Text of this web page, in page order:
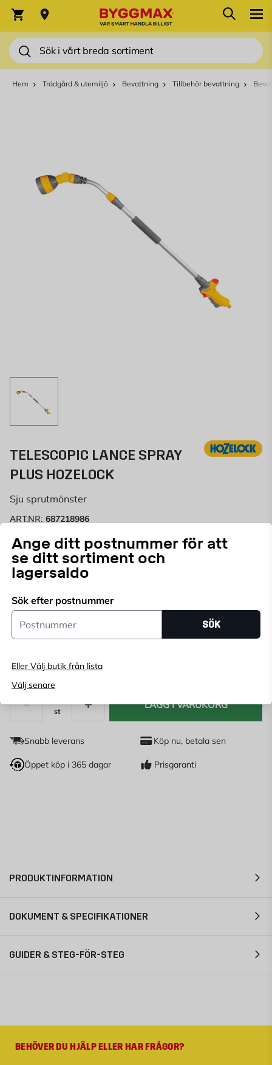
Sök
Ange ditt postnummer för att
se ditt sortiment och
lagersaldo
Sök efter postnummer
Postnummer
SÖK
Eller Välj butik från lista
Välj senare
Varukorg Sök
Hem Trädgård & utemiljö Bevattning Tillbehör bevattning
TELESCOPIC LANCE SPRAY
PLUS HOZELOCK
Sju sprutmönster
ART.NR: 687218986
Långräckviddig bevattning med extra komfort, perfekt
för hängande korgar. Teleskophandtag med lång
räckvidd som sträcker sig upp till 140 cm.
Läs mer
Endast online
Angepostnummer för att se lagerstatus
500 KR
st
LÄGG I VARUKORG
Snabb leverans Köp nu, betala sen
Öppet köp i 365 dagar Prisgaranti
PRODUKTINFORMATION
DOKUMENT & SPECIFIKATIONER
GUIDER & STEG-FÖR-STEG
BEHÖVER DU HJÄLP ELLER HAR FRÅGOR?